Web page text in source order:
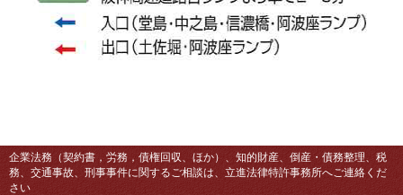
企業法務（契約書，労務，債権回収、ほか）、知的財産、倒産・債務整理、税
務、交通事故、刑事事件に関するご相談は、立進法律特許事務所へご連絡くだ
さい